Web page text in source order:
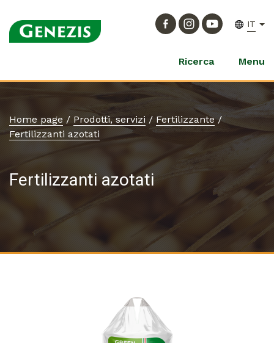
IT
Ricerca Menu
Home page / Prodotti, servizi / Fertilizzante/
Fertilizzanti azotati
Fertilizzanti azotati